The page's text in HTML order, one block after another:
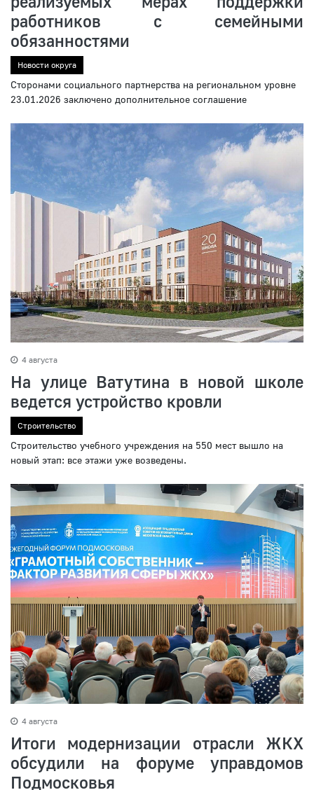
работников с семейными
обязанностями
Новости округа
Сторонами социального партнерства на региональном уровне
23.01.2026 заключено дополнительное соглашение
4 августа
На улице Ватутина в новой школе
ведется устройство кровли
Строительство
Строительство учебного учреждения на 550 мест вышло на
новый этап: все этажи уже возведены.
4 августа
Итоги модернизации отрасли ЖКХ
обсудили на форуме управдомов
Подмосковья